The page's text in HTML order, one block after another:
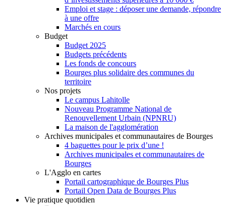
Emploi et stage : déposer une demande, répondre
à une offre
Marchés en cours
Budget
Budget 2025
Budgets précédents
Les fonds de concours
Bourges plus solidaire des communes du
territoire
Nos projets
Le campus Lahitolle
Nouveau Programme National de
Renouvellement Urbain (NPNRU)
La maison de l'agglomération
Archives municipales et communautaires de Bourges
4 baguettes pour le prix d’une !
Archives municipales et communautaires de
Bourges
L'Agglo en cartes
Portail cartographique de Bourges Plus
Portail Open Data de Bourges Plus
Vie pratique quotidien